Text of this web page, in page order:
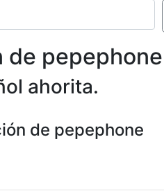
de pepephone
ahorita.
de pepephone